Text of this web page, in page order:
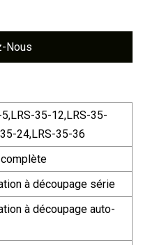
Nous
35-12,LRS-35-
24,LRS-35-36
à découpage série
à découpage auto-